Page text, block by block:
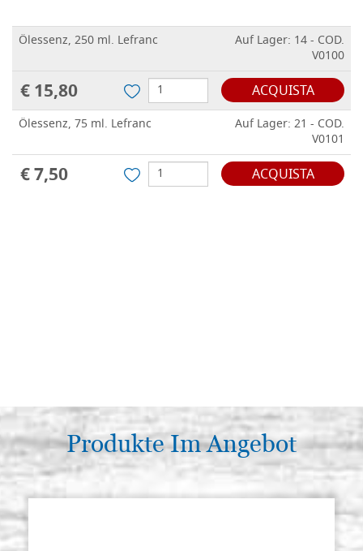
Ölessenz, 250 ml. Lefranc
Auf Lager: 14 - COD.
V0100
€ 15,80 ACQUISTA
Ölessenz, 75 ml. Lefranc
Auf Lager: 21 - COD.
V0101
€ 7,50 ACQUISTA
Produkte Im Angebot